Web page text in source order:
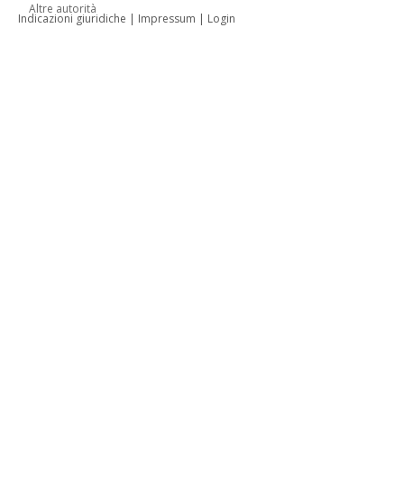
Altre autorità
Indicazioni giuridiche | Impressum | Login